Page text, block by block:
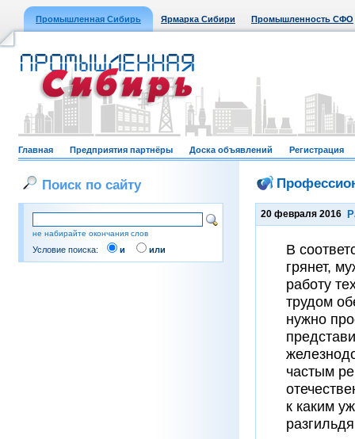
Промышленная Сибирь Ярмарка Сибири Промышленность СФО
Главная Предприятия партнёры Доска объявлений Регистрация
Поиск по сайту
не набирайте окончания слов
Условие поиска: и или
20 февраля 2016
В
грянет,
работу
трудом
нужно
частым
к каким